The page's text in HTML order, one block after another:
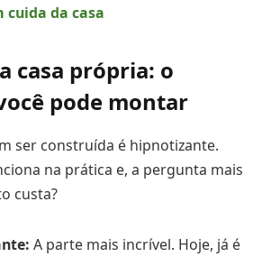
cuida da casa
casa própria: o
pode montar
ser construída é hipnotizante.
na prática e, a pergunta mais
custa?
A parte mais incrível. Hoje, já é